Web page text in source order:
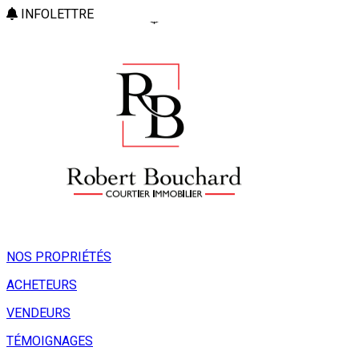
INFOLETTRE
NOS PROPRIÉTÉS
ACHETEURS
VENDEURS
TÉMOIGNAGES